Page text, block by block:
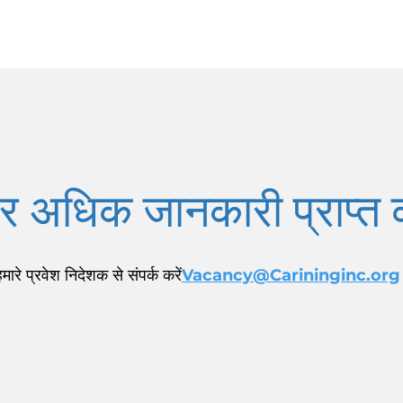
अधिक जानकारी प्राप्त
प्रवेश निदेशक से संपर्क करेंVacancy@Carininginc.org